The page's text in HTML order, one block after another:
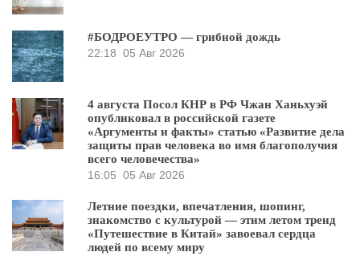
#БОДРОЕУТРО — грибной дождь
22:18 05 Авг 2026
4 августа Посол КНР в РФ Чжан Ханьхуэй
опубликовал в российской газете
«Аргументы и факты» статью «Развитие дела
защиты прав человека во имя благополучия
всего человечества»
16:05 05 Авг 2026
Летние поездки, впечатления, шопинг,
знакомство с культурой — этим летом тренд
«Путешествие в Китай» завоевал сердца
людей по всему миру